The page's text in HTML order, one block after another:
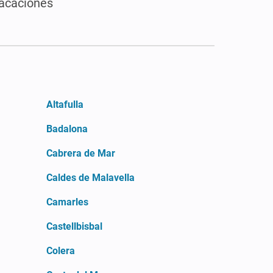
Altafulla
Badalona
Cabrera de Mar
Caldes de Malavella
Camarles
Castellbisbal
Colera